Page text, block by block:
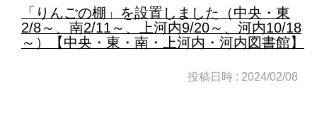
「りんごの棚」を設置しました（中央・東
2/8～、南2/11～、上河内9/20～、河内10/18
～）【中央・東・南・上河内・河内図書館】
投稿日時 : 2024/02/08